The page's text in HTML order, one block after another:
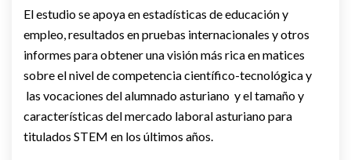
El estudio se apoya en estadísticas de educación y
empleo, resultados en pruebas internacionales y otros
informes para obtener una visión más rica en matices
sobre el nivel de competencia científico-tecnológica y
las vocaciones del alumnado asturiano y el tamaño y
características del mercado laboral asturiano para
titulados STEM en los últimos años.